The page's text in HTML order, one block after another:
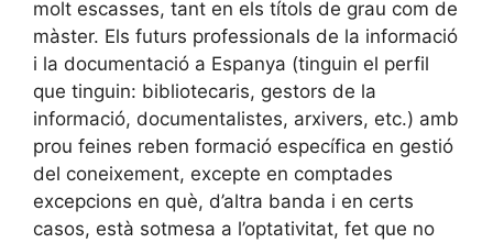
molt escasses, tant en els títols de grau com de
màster. Els futurs professionals de la informació
i la documentació a Espanya (tinguin el perfil
que tinguin: bibliotecaris, gestors de la
informació, documentalistes, arxivers, etc.) amb
prou feines reben formació específica en gestió
del coneixement, excepte en comptades
excepcions en què, d’altra banda i en certs
casos, està sotmesa a l’optativitat, fet que no